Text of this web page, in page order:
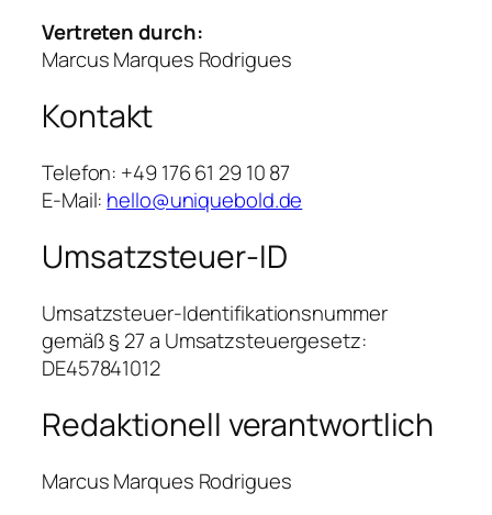
Vertreten durch:
Marcus Marques Rodrigues
Kontakt
Telefon: +49 176 61 29 10 87
E-Mail: hello@uniquebold.de
Umsatzsteuer-ID
Umsatzsteuer-Identifikationsnummer
gemäß § 27 a Umsatzsteuergesetz:
DE457841012
Redaktionell verantwortlich
Marcus Marques Rodrigues